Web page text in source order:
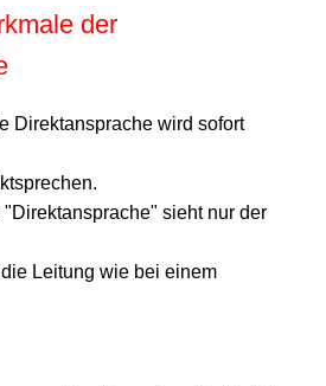
Internet-Verbindung via
von Umlauten
Update 2004 und SwyxIt!
12.12 Version
der
Direktansprache wird sofort
sieht nur der
Leitung wie bei einem